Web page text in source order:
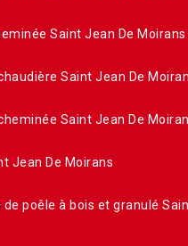
Saint Jean De Moirans
Saint Jean De
Saint Jean De
Jean De Moirans
de poêle à bois et granulé